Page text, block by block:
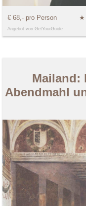
€ 68,- pro Person ★
Angebot von GetYourGuide
Mailand:
Abendmahl